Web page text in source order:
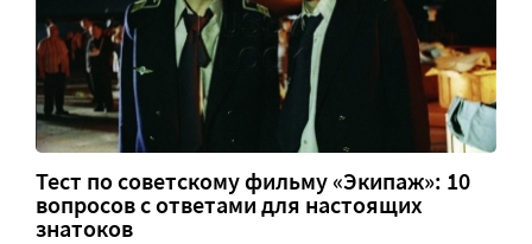
Тест по советскому фильму «Экипаж»: 10
вопросов с ответами для настоящих
знатоков